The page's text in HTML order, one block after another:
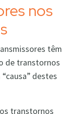
nos
têm
de transtornos
destes
transtornos